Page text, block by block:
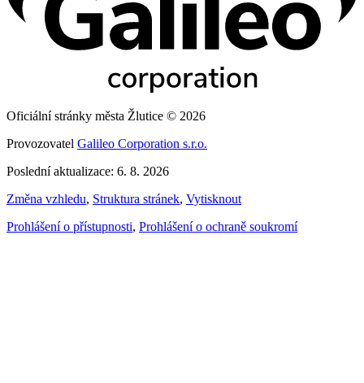
Oficiální stránky města Žlutice © 2026
Provozovatel Galileo Corporation s.r.o.
Poslední aktualizace: 6. 8. 2026
Změna vzhledu, Struktura stránek, Vytisknout
Prohlášení o přístupnosti, Prohlášení o ochraně soukromí